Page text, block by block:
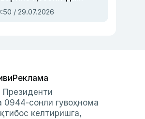
қаҳрамон —
армияси бош
/ 29.07.2026
Реклама
Президенти
0944-сонли гувоҳнома
келтиришга,